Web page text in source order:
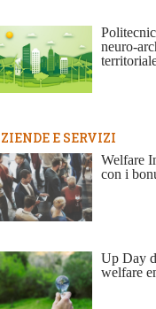
neuro-
E SERVIZI
Welfare
con i
Up Day
welfare